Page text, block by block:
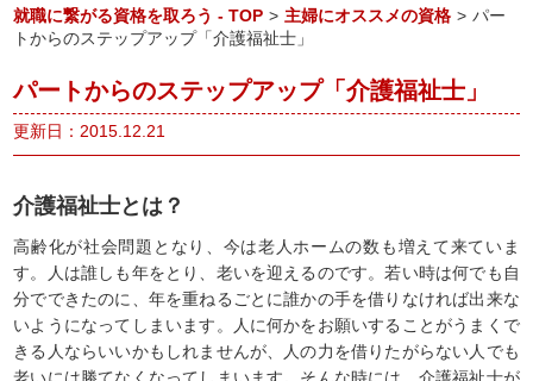
就職に繋がる資格を取ろう - TOP > 主婦にオススメの資格 > パー
トからのステップアップ「介護福祉士」
パートからのステップアップ「介護福祉士」
更新日：2015.12.21
介護福祉士とは？
高齢化が社会問題となり、今は老人ホームの数も増えて来ていま
す。人は誰しも年をとり、老いを迎えるのです。若い時は何でも自
分でできたのに、年を重ねるごとに誰かの手を借りなければ出来な
いようになってしまいます。人に何かをお願いすることがうまくで
きる人ならいいかもしれませんが、人の力を借りたがらない人でも